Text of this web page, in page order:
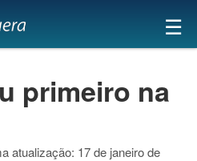
×
☰
primeiro na
atualização: 17 de janeiro de